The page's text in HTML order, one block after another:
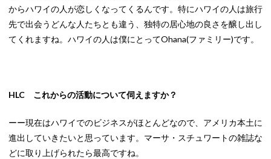
からハワイの人が恋しくなってくるんです。特にハワイの人は旅行
先で出会うどんな人たちとも違う、独特の居心地の良さを醸し出し
てくれますね。ハワイの人は僕にとってOhana(ファミリー)です。
HLC これからの活動について伺えますか？
ーー現在はハワイでのビジネスがほとんどなので、アメリカ本土に
進出していきたいと思っています。マーサ・スチュワートの雑誌な
どに取り上げられたら最高ですね。